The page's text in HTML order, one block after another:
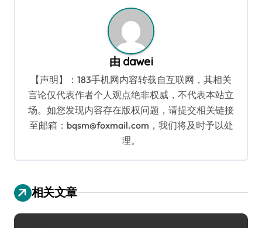
由 dawei
【声明】：183手机网内容转载自互联网，其相关
言论仅代表作者个人观点绝非权威，不代表本站立
场。如您发现内容存在版权问题，请提交相关链接
至邮箱：bqsm@foxmail.com，我们将及时予以处
理。
相关文章